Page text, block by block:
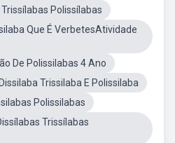
Polissílabas
Que É VerbetesAtividade
De Polissilabas 4 Ano
Trissilaba E Polissilaba
Polissilabas
Trissílabas